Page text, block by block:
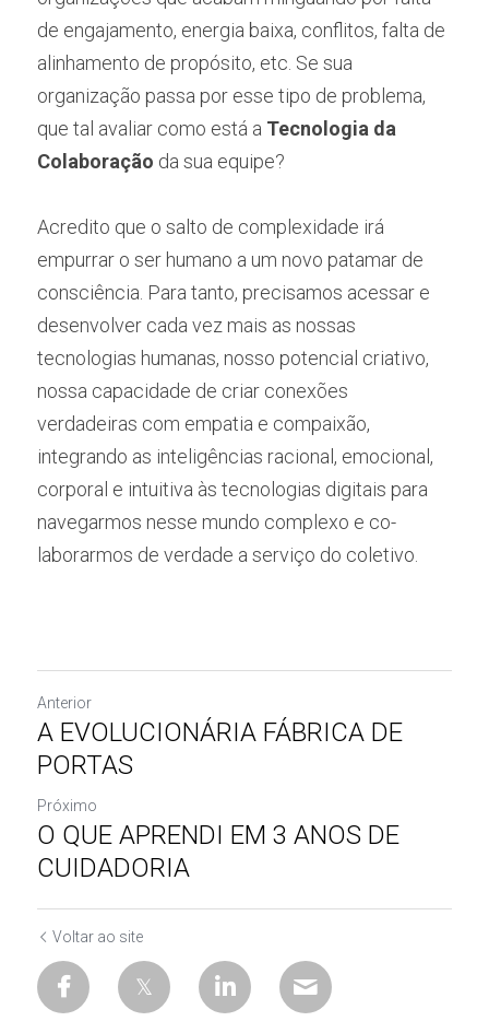
de engajamento, energia baixa, conflitos, falta de
alinhamento de propósito, etc. Se sua
organização passa por esse tipo de problema,
que tal avaliar como está a Tecnologia da
Colaboração da sua equipe?
Acredito que o salto de complexidade irá
empurrar o ser humano a um novo patamar de
consciência. Para tanto, precisamos acessar e
desenvolver cada vez mais as nossas
tecnologias humanas, nosso potencial criativo,
nossa capacidade de criar conexões
verdadeiras com empatia e compaixão,
integrando as inteligências racional, emocional,
corporal e intuitiva às tecnologias digitais para
navegarmos nesse mundo complexo e co-
laborarmos de verdade a serviço do coletivo.
Anterior
A EVOLUCIONÁRIA FÁBRICA DE
PORTAS
Próximo
O QUE APRENDI EM 3 ANOS DE
CUIDADORIA
Voltar ao site